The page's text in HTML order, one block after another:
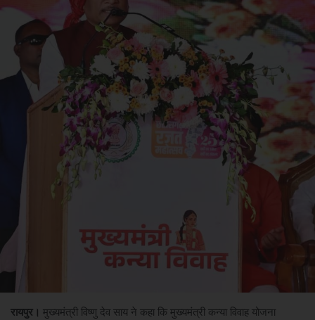
रायपुर। मुख्यमंत्री विष्णु देव साय ने कहा कि मुख्यमंत्री कन्या विवाह योजना